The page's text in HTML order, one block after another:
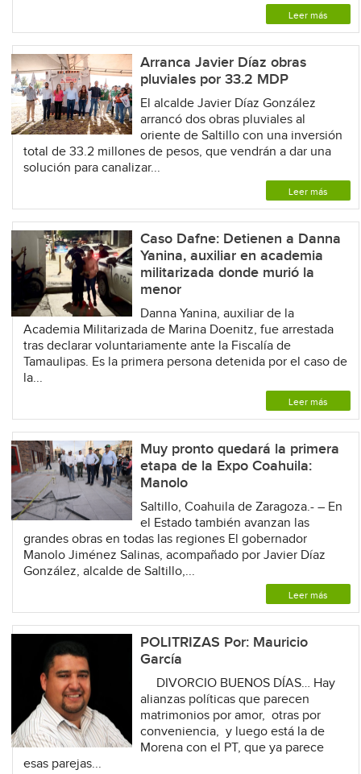
Leer más
Arranca Javier Díaz obras
pluviales por 33.2 MDP
El alcalde Javier Díaz González
arrancó dos obras pluviales al
oriente de Saltillo con una inversión
total de 33.2 millones de pesos, que vendrán a dar una
solución para canalizar...
Leer más
Caso Dafne: Detienen a Danna
Yanina, auxiliar en academia
militarizada donde murió la
menor
Danna Yanina, auxiliar de la
Academia Militarizada de Marina Doenitz, fue arrestada
tras declarar voluntariamente ante la Fiscalía de
Tamaulipas. Es la primera persona detenida por el caso de
la...
Leer más
Muy pronto quedará la primera
etapa de la Expo Coahuila:
Manolo
Saltillo, Coahuila de Zaragoza.- – En
el Estado también avanzan las
grandes obras en todas las regiones El gobernador
Manolo Jiménez Salinas, acompañado por Javier Díaz
González, alcalde de Saltillo,...
Leer más
POLITRIZAS Por: Mauricio
García
DIVORCIO BUENOS DÍAS… Hay
alianzas políticas que parecen
matrimonios por amor, otras por
conveniencia, y luego está la de
Morena con el PT, que ya parece
esas parejas...